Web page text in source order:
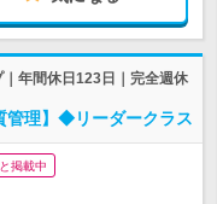
年間休日123日｜完全週休
管理】◆リーダークラス
掲載中